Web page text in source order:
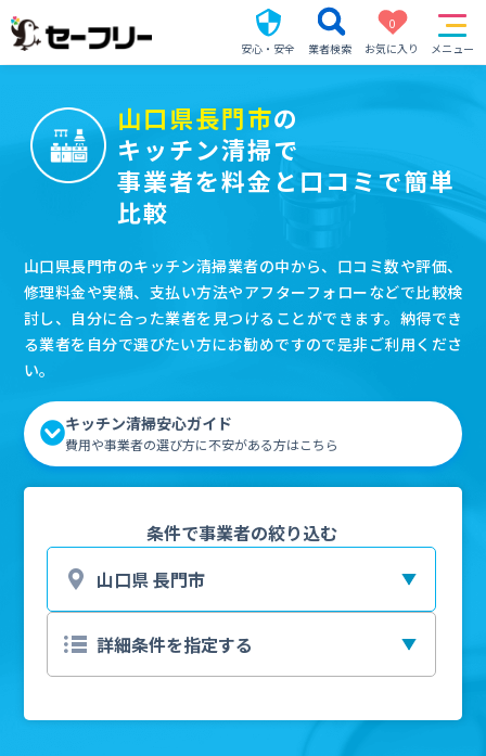
安心・安全 業者検索
0
お気に入り
メニュー
山口県長門市の
キッチン清掃で
事業者を料金と口コミで簡単
比較
山口県長門市のキッチン清掃業者の中から、口コミ数や評価、
修理料金や実績、支払い方法やアフターフォローなどで比較検
討し、自分に合った業者を見つけることができます。納得でき
る業者を自分で選びたい方にお勧めですので是非ご利用くださ
い。
キッチン清掃安心ガイド
費用や事業者の選び方に不安がある方はこちら
条件で事業者の絞り込む